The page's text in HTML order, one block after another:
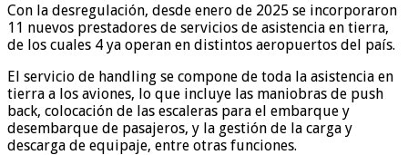
Con la desregulación, desde enero de 2025 se incorporaron
11 nuevos prestadores de servicios de asistencia en tierra,
de los cuales 4 ya operan en distintos aeropuertos del país.
El servicio de handling se compone de toda la asistencia en
tierra a los aviones, lo que incluye las maniobras de push
back, colocación de las escaleras para el embarque y
desembarque de pasajeros, y la gestión de la carga y
descarga de equipaje, entre otras funciones.